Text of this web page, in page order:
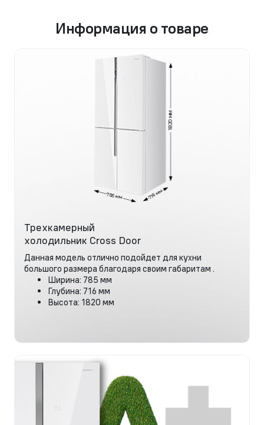
Информация о товаре
Трехкамерный
холодильник Cross Door
Данная модель отлично подойдет для кухни
большого размера благодаря своим габаритам .
Ширина: 785 мм
Глубина: 716 мм
Высота: 1820 мм